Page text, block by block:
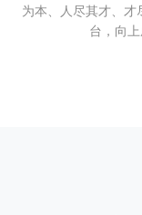
为本、人尽其才、才
台，向